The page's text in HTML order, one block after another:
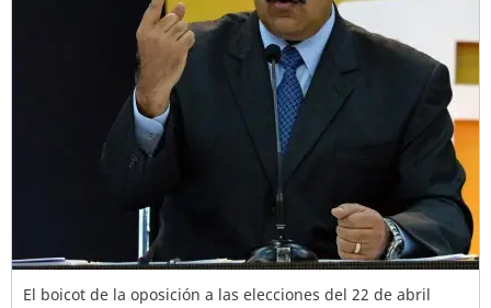
El boicot de la oposición a las elecciones del 22 de abril